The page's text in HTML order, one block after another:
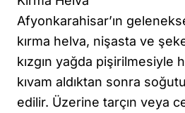
Afyonkarahisar’ın
kırma helva, nişasta ve
kızgın yağda pişirilmesiyle
kıvam aldıktan sonra
edilir. Üzerine tarçın veya